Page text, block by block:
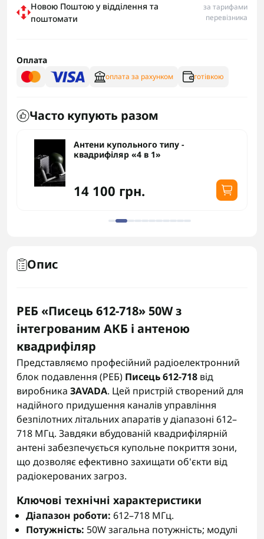
Новою Поштою у відділення та
поштомати
за тарифами
перевізника
Оплата
оплата за рахунком готівкою
Часто купують разом
Антени купольного типу -
квадрифіляр «4 в 1»
14 100 грн.
Опис
РЕБ «Писець 612-718» 50W з
інтегрованим АКБ і антеною
квадрифіляр
Представляємо професійний радіоелектронний
блок подавлення (РЕБ) Писець 612-718 від
виробника ЗАVADA. Цей пристрій створений для
надійного придушення каналів управління
безпілотних літальних апаратів у діапазоні 612–
718 МГц. Завдяки вбудованій квадрифілярній
антені забезпечується купольне покриття зони,
що дозволяє ефективно захищати об'єкти від
радіокерованих загроз.
Ключові технічні характеристики
Діапазон роботи: 612–718 МГц.
Потужність: 50W загальна потужність; модулі